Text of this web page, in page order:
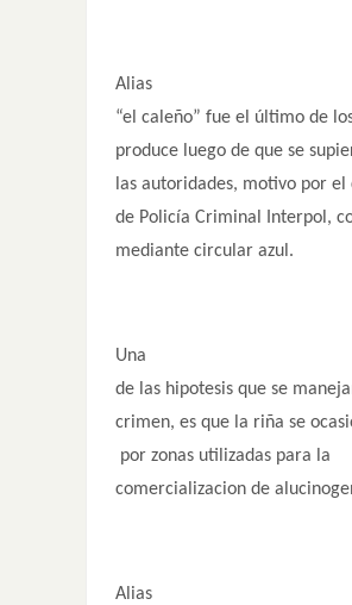
Alias
“el caleño” fue el último de
produce luego de que se
las autoridades, motivo por
de Policía Criminal Interpol,
mediante circular azul.
Una
de las hipotesis que se
crimen, es que la riña se
por zonas utilizadas para la
comercializacion de
Alias